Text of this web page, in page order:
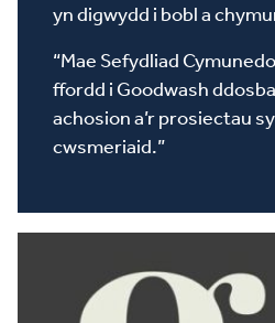
yn digwydd i bobl a
“Mae Sefydliad
ffordd i Goodwash
achosion a’r prosiectau
cwsmeriaid.”